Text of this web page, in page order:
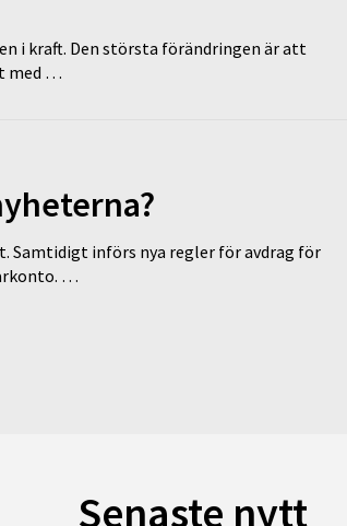
i kraft. Den största förändringen är att
med …
Samtidigt införs nya regler för avdrag för
…
Senaste nytt